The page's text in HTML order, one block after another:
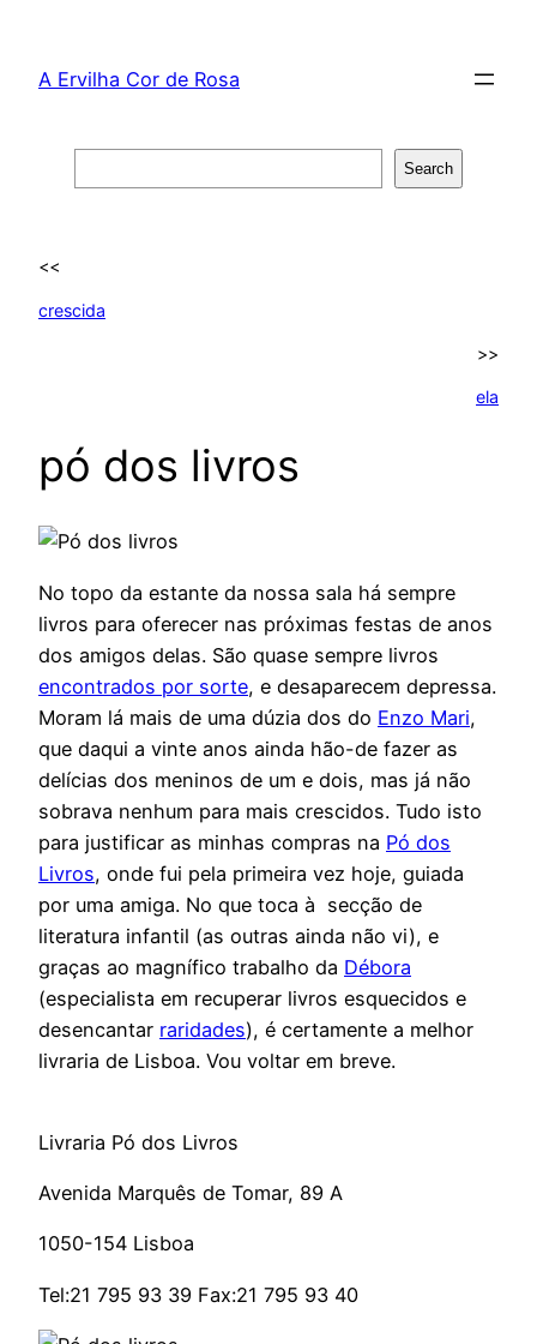
content
A Ervilha Cor de Rosa
Search
<<
crescida
>>
ela
pó dos livros
No topo da estante da nossa sala há sempre
livros para oferecer nas próximas festas de anos
dos amigos delas. São quase sempre livros
encontrados por sorte, e desaparecem depressa.
Moram lá mais de uma dúzia dos do Enzo Mari,
que daqui a vinte anos ainda hão-de fazer as
delícias dos meninos de um e dois, mas já não
sobrava nenhum para mais crescidos. Tudo isto
para justificar as minhas compras na Pó dos
Livros, onde fui pela primeira vez hoje, guiada
por uma amiga. No que toca à secção de
literatura infantil (as outras ainda não vi), e
graças ao magnífico trabalho da Débora
(especialista em recuperar livros esquecidos e
desencantar raridades), é certamente a melhor
livraria de Lisboa. Vou voltar em breve.
Livraria Pó dos Livros
Avenida Marquês de Tomar, 89 A
1050-154 Lisboa
Tel:21 795 93 39 Fax:21 795 93 40